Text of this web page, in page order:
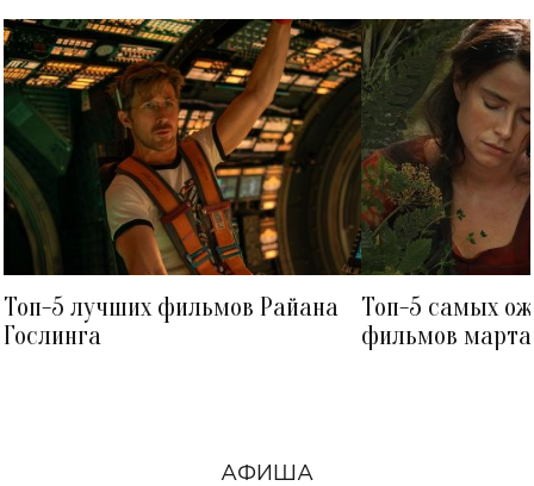
Топ-5 лучших фильмов Райана
Гослинга
Топ-5 самых
фильмов
АФИША